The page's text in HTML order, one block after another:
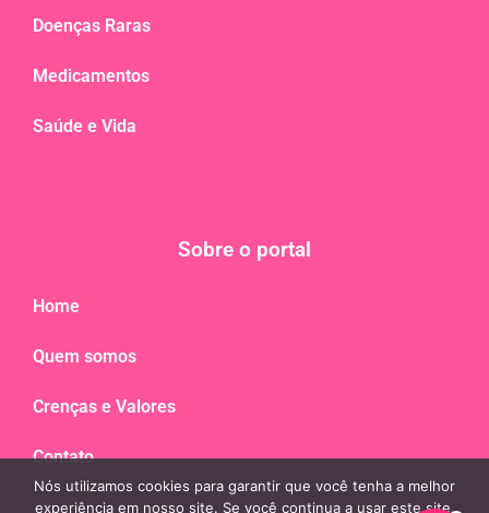
Doenças Raras
Medicamentos
Saúde e Vida
Sobre o portal
Home
Quem somos
Crenças e Valores
Contato
Nós utilizamos cookies para garantir que você tenha a melhor
experiência em nosso site. Se você continua a usar este site,